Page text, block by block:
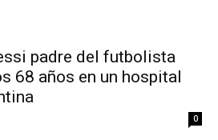
padre del futbolista
68 años en un hospital
0